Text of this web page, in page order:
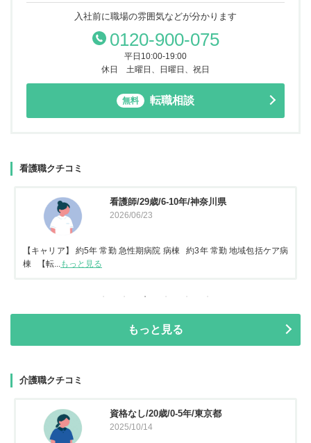
入社前に職場の雰囲気などが分かります
0120-900-075
平日10:00-19:00
休日 土曜日、日曜日、祝日
無料 転職相談
看護職クチコミ
看護師/29歳/6-10年/神奈川県
2026/06/23
【キャリア】 約5年 常勤 急性期病院 病棟 約3年 常勤 地域包括ケア病
棟 【転...
もっと見る
もっと見る
介護職クチコミ
資格なし/20歳/0-5年/東京都
2025/10/14